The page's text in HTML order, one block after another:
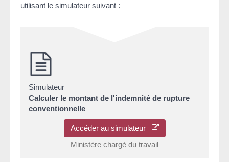
utilisant le simulateur suivant :
Simulateur
Calculer le montant de l'indemnité de rupture
conventionnelle
Accéder au simulateur
Ministère chargé du travail